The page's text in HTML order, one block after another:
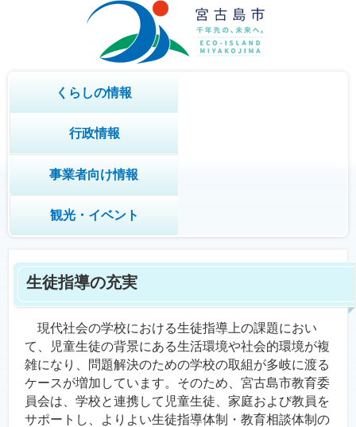
くらしの情報
行政情報
事業者向け情報
観光・イベント
生徒指導の充実
現代社会の学校における生徒指導上の課題におい
て、児童生徒の背景にある生活環境や社会的環境が複
雑になり、問題解決のための学校の取組が多岐に渡る
ケースが増加しています。そのため、宮古島市教育委
員会は、学校と連携して児童生徒、家庭および教員を
サポートし、よりよい生徒指導体制・教育相談体制の